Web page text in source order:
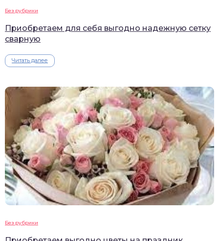
Без рубрики
Приобретаем для себя выгодно надежную сетку
сварную
Читать далее
Без рубрики